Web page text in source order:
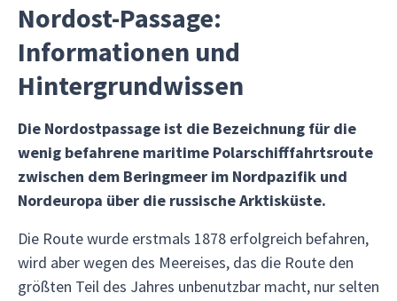
Nordost-Passage:
Informationen und
Hintergrundwissen
Die Nordostpassage ist die Bezeichnung für die
wenig befahrene maritime Polarschifffahrtsroute
zwischen dem Beringmeer im Nordpazifik und
Nordeuropa über die russische Arktisküste.
Die Route wurde erstmals 1878 erfolgreich befahren,
wird aber wegen des Meereises, das die Route den
größten Teil des Jahres unbenutzbar macht, nur selten